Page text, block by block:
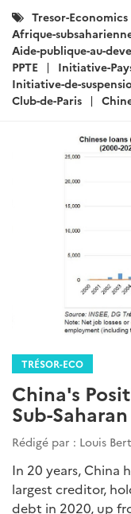
Catégories
:
Tresor-Economics
Afrique-
Aide-publique-au-
PPTE
Initiative-
Initiative-de-
Club-de-Paris
TRÉSOR-ECO
China's
Sub-
Rédigé par : Louis
In 20 years, China
largest creditor,
debt in 2020, up